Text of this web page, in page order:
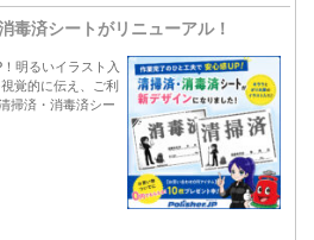
毒済シートがリニューアル！
明るいイラスト入
覚的に伝え、ご利
掃済・消毒済シー